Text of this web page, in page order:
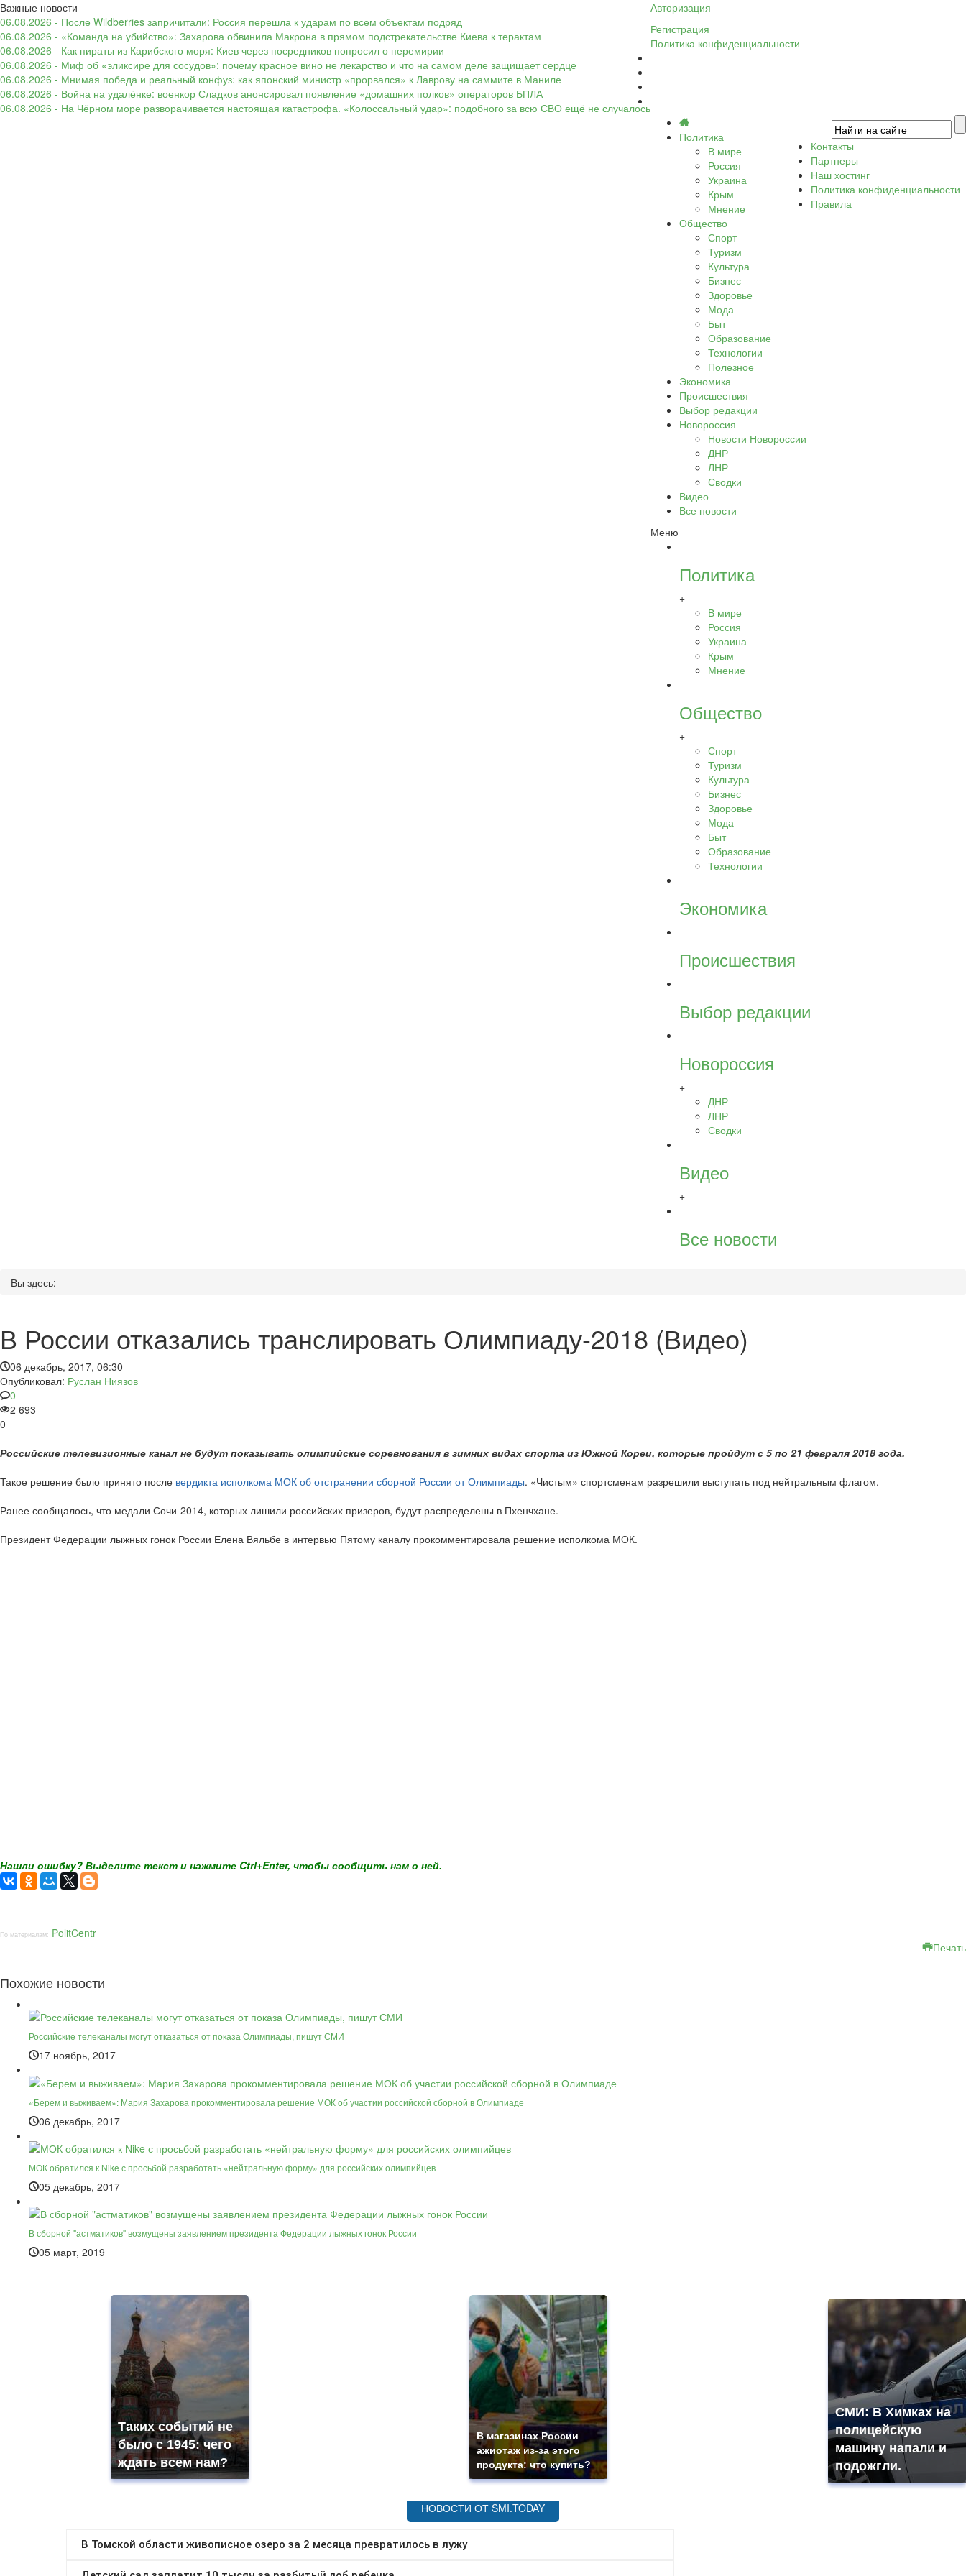
Важные новости
06.08.2026 - После Wildberries запричитали: Россия перешла к ударам по всем объектам подряд
06.08.2026 - «Команда на убийство»: Захарова обвинила Макрона в прямом подстрекательстве Киева к терактам
06.08.2026 - Как пираты из Карибского моря: Киев через посредников попросил о перемирии
06.08.2026 - Миф об «эликсире для сосудов»: почему красное вино не лекарство и что на самом деле защищает сердце
06.08.2026 - Мнимая победа и реальный конфуз: как японский министр «прорвался» к Лаврову на саммите в Маниле
06.08.2026 - Война на удалёнке: военкор Сладков анонсировал появление «домашних полков» операторов БПЛА
06.08.2026 - На Чёрном море разворачивается настоящая катастрофа. «Колоссальный удар»: подобного за всю СВО ещё не случалось
Авторизация
Регистрация
Политика конфиденциальности
Политика
В мире
Россия
Украина
Крым
Мнение
Общество
Спорт
Туризм
Культура
Бизнес
Здоровье
Мода
Быт
Образование
Технологии
Полезное
Экономика
Происшествия
Выбор редакции
Новороссия
Новости Новороссии
ДНР
ЛНР
Сводки
Видео
Все новости
Меню
Политика
+
В мире
Россия
Украина
Крым
Мнение
Общество
+
Спорт
Туризм
Культура
Бизнес
Здоровье
Мода
Быт
Образование
Технологии
Экономика
Происшествия
Выбор редакции
Новороссия
+
ДНР
ЛНР
Сводки
Видео
+
Все новости
Контакты
Партнеры
Наш хостинг
Политика конфиденциальности
Правила
Вы здесь:
В России отказались транслировать Олимпиаду-2018 (Видео)
06 декабрь, 2017, 06:30
Опубликовал: Руслан Ниязов
0
2 693
0
Российские телевизионные канал не будут показывать олимпийские соревнования в зимних видах спорта из Южной Кореи, которые пройдут с 5 по 21 февраля 2018 года.
Такое решение было принято после вердикта исполкома МОК об отстранении сборной России от Олимпиады. «Чистым» спортсменам разрешили выступать под нейтральным флагом.
Ранее сообщалось, что медали Сочи-2014, которых лишили российских призеров, будут распределены в Пхенчхане.
Президент Федерации лыжных гонок России Елена Вяльбе в интервью Пятому каналу прокомментировала решение исполкома МОК.
Нашли ошибку? Выделите текст и нажмите Ctrl+Enter, чтобы сообщить нам о ней.
По материалам: PolitCentr
Печать
Похожие новости
Российские телеканалы могут отказаться от показа Олимпиады, пишут СМИ
17 ноябрь, 2017
«Берем и выживаем»: Мария Захарова прокомментировала решение МОК об участии российской сборной в Олимпиаде
06 декабрь, 2017
МОК обратился к Nike с просьбой разработать «нейтральную форму» для российских олимпийцев
05 декабрь, 2017
В сборной "астматиков" возмущены заявлением президента Федерации лыжных гонок России
05 март, 2019
Таких событий не
было с 1945: чего
ждать всем нам?
В магазинах России
ажиотаж из-за этого
продукта: что купить?
СМИ: В Химках на
полицейскую
машину напали и
подожгли.